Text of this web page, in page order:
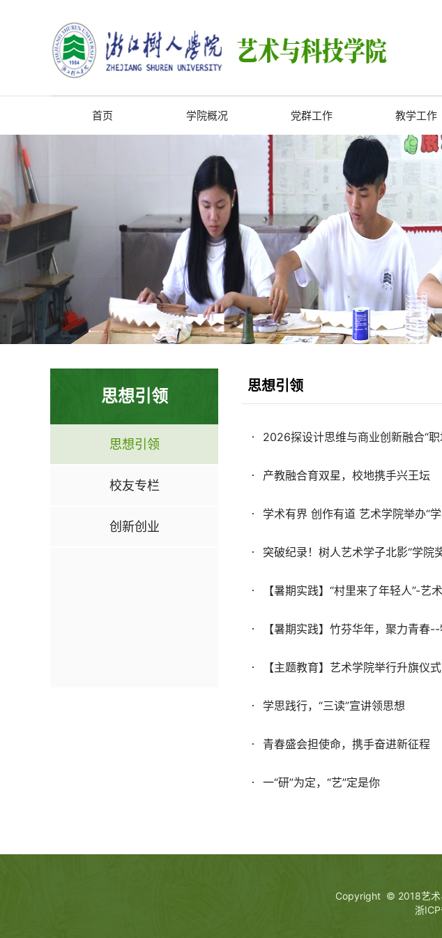
首页 学院概况 党群工作 教学工作
思想引领
思想引领
校友专栏
创新创业
思想引领
2026探设计思维与商业创新融合“
产教融合育双星，校地携手兴王坛
学术有界 创作有道 艺术学院举办“
突破纪录！树人艺术学子北影“学院
【暑期实践】“村里来了年轻人”-
【暑期实践】竹芬华年，聚力青
【主题教育】艺术学院举行升旗仪式
学思践行，“三读”宣讲领思想
青春盛会担使命，携手奋进新征程
一“研”为定，“艺”定是你
Copyright © 2018艺术
浙